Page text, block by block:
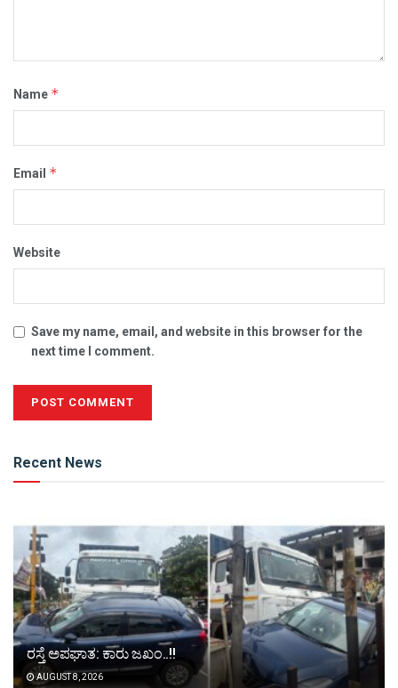
Name *
Email *
Website
Save my name, email, and website in this browser for the
next time I comment.
Recent News
ರಸ್ತೆ ಅಪಘಾತ: ಕಾರು ಜಖಂ..!!
AUGUST 8, 2026